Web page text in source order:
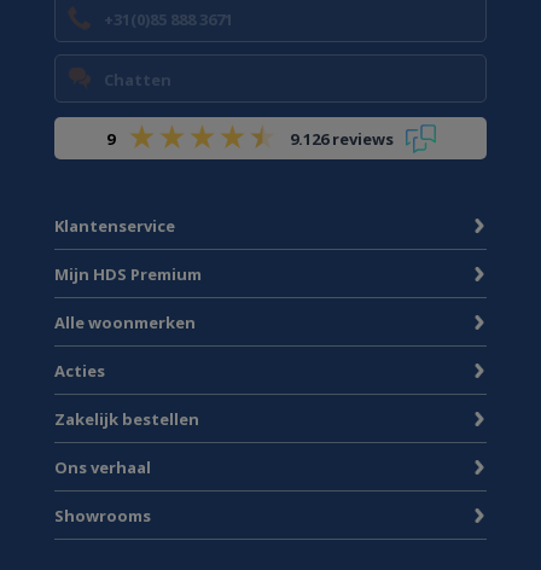
+31(0)85 888 3671
Chatten
9 9.126 reviews
Klantenservice
Mijn HDS Premium
Alle woonmerken
Acties
Zakelijk bestellen
Ons verhaal
Showrooms